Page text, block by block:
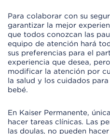
Para colaborar con su
garantizar la mejor
que todos conozcan las
equipo de atención hará
sus preferencias para el
experiencia que desea,
modificar la atención por
la salud y los cuidados
bebé.
En Kaiser Permanente,
hacer tareas clínicas. Las
las doulas, no pueden